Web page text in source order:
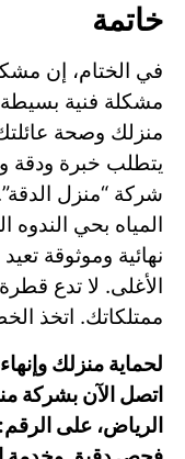
خاتمة
في الختام، إن
مشكلة فنية
منزلك وصحة
يتطلب خبرة ودقة
شركة “منزل
المياه بحي الندوه
نهائية وموثوقة
الأغلى. لا تدع
ممتلكاتك. اتخذ
لحماية منزلك
اتصل الآن بشركة